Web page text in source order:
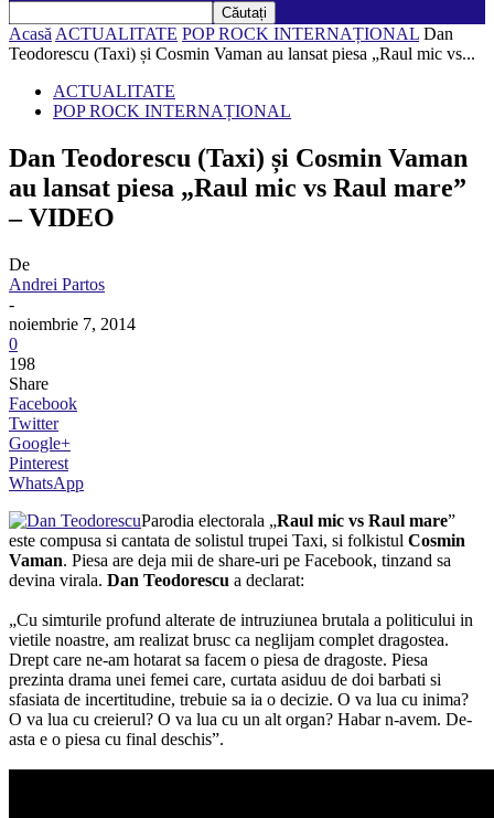
Acasă ACTUALITATE POP ROCK INTERNAȚIONAL Dan
Teodorescu (Taxi) și Cosmin Vaman au lansat piesa „Raul mic vs...
ACTUALITATE
POP ROCK INTERNAȚIONAL
Dan Teodorescu (Taxi) și Cosmin Vaman
au lansat piesa „Raul mic vs Raul mare”
– VIDEO
De
Andrei Partos
-
noiembrie 7, 2014
0
198
Share
Facebook
Twitter
Google+
Pinterest
WhatsApp
Parodia electorala „Raul mic vs Raul mare”
este compusa si cantata de solistul trupei Taxi, si folkistul Cosmin
Vaman. Piesa are deja mii de share-uri pe Facebook, tinzand sa
devina virala. Dan Teodorescu a declarat:
„Cu simturile profund alterate de intruziunea brutala a politicului in
vietile noastre, am realizat brusc ca neglijam complet dragostea.
Drept care ne-am hotarat sa facem o piesa de dragoste. Piesa
prezinta drama unei femei care, curtata asiduu de doi barbati si
sfasiata de incertitudine, trebuie sa ia o decizie. O va lua cu inima?
O va lua cu creierul? O va lua cu un alt organ? Habar n-avem. De-
asta e o piesa cu final deschis”.